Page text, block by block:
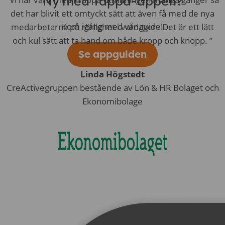
det har blivit ett omtyckt sätt att även få med de nya
medarbetarna på rörlighet i vardagen. Det är ett lätt
och kul sätt att ta hand om både kropp och knopp. ”
Linda Högstedt
CreActivegruppen bestående av Lön & HR Bolaget och
Ekonomibolage
Kom igång med vår guide!
Se appguiden